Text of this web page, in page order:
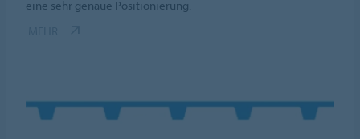
eine sehr genaue Positionierung.